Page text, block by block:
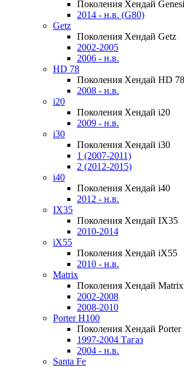
Поколения Хендай
2014 - н.в. (G80)
Getz
Поколения Хендай Getz
2002-2005
2006 - н.в.
HD 78
Поколения Хендай HD 78
2008 - н.в.
i20
Поколения Хендай i20
2009 - н.в.
i30
Поколения Хендай i30
1 (2007-2011)
2 (2012-2015)
i40
Поколения Хендай i40
2012 - н.в.
IX35
Поколения Хендай IX35
2010-2014
iX55
Поколения Хендай iX55
2010 - н.в.
Matrix
Поколения Хендай Matrix
2002-2008
2008-2010
Porter H100
Поколения Хендай Porter
1997-2004 Тагаз
2004 - н.в.
Santa Fe